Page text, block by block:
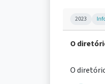
2023
O
O